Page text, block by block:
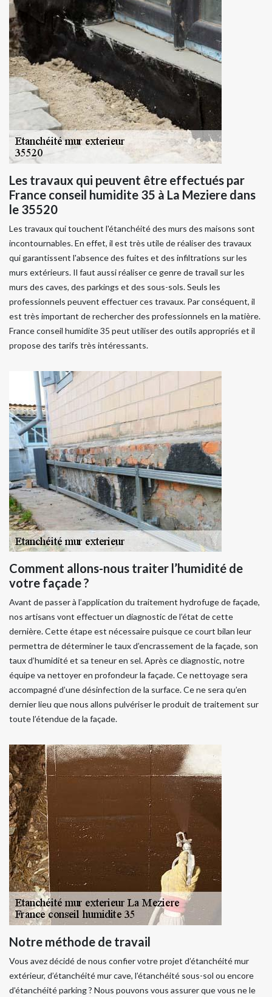
Les travaux qui peuvent être effectués par
France conseil humidite 35 à La Meziere dans
le 35520
Les travaux qui touchent l'étanchéité des murs des maisons sont
incontournables. En effet, il est très utile de réaliser des travaux
qui garantissent l'absence des fuites et des infiltrations sur les
murs extérieurs. Il faut aussi réaliser ce genre de travail sur les
murs des caves, des parkings et des sous-sols. Seuls les
professionnels peuvent effectuer ces travaux. Par conséquent, il
est très important de rechercher des professionnels en la matière.
France conseil humidite 35 peut utiliser des outils appropriés et il
propose des tarifs très intéressants.
Comment allons-nous traiter l’humidité de
votre façade ?
Avant de passer à l’application du traitement hydrofuge de façade,
nos artisans vont effectuer un diagnostic de l’état de cette
dernière. Cette étape est nécessaire puisque ce court bilan leur
permettra de déterminer le taux d’encrassement de la façade, son
taux d’humidité et sa teneur en sel. Après ce diagnostic, notre
équipe va nettoyer en profondeur la façade. Ce nettoyage sera
accompagné d’une désinfection de la surface. Ce ne sera qu’en
dernier lieu que nous allons pulvériser le produit de traitement sur
toute l’étendue de la façade.
Notre méthode de travail
Vous avez décidé de nous confier votre projet d’étanchéité mur
extérieur, d’étanchéité mur cave, l’étanchéité sous-sol ou encore
d’étanchéité parking ? Nous pouvons vous assurer que vous ne le